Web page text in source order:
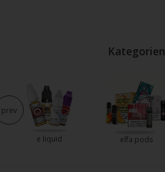
Kategorien
e liquid elfa pods
prev